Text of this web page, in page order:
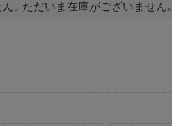
。ただいま在庫がございません。